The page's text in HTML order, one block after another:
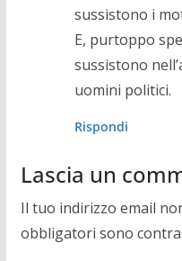
sussistono i
E, purtoppo
sussistono
uomini politici.
Rispondi
Lascia un
Il tuo indirizzo email
obbligatori sono